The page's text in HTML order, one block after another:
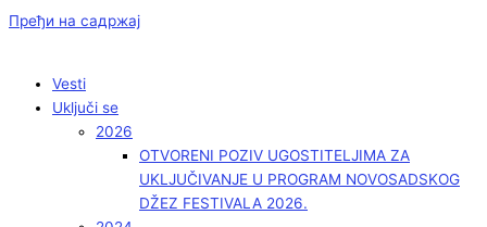
Пређи на садржај
Vesti
Uključi se
2026
OTVORENI POZIV UGOSTITELJIMA ZA
UKLJUČIVANJE U PROGRAM NOVOSADSKOG
DŽEZ FESTIVALA 2026.